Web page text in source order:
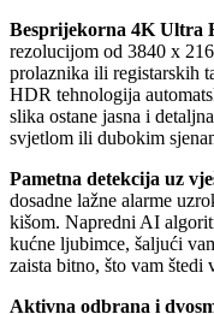
Besprijekorna 4K Ultra
rezolucijom od 3840 x
prolaznika ili registarskih
HDR tehnologija
slika ostane jasna i
svjetlom ili dubokim
Pametna detekcija uz
dosadne lažne alarme
kišom. Napredni AI
kućne ljubimce, šaljući
zaista bitno, što vam štedi
Aktivna odbrana i